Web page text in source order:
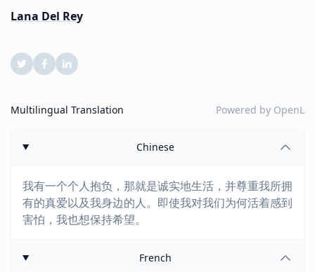
Lana Del Rey
Multilingual Translation Powered by OpenL
Chinese
我有一个个人抱负，那就是诚实地生活，并尊重我所拥
有的真爱以及我身边的人。即使我对我们为何活着感到
害怕，我也想保持希望。
French